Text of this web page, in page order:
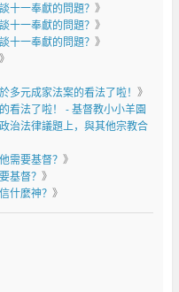
十一奉獻的問題？ 》
十一奉獻的問題？ 》
十一奉獻的問題？ 》
多元成家法案的看法了啦！ 》
看法了啦！ - 基督教小小羊園
治法律議題上，與其他宗教合
需要基督？ 》
基督？ 》
什麼神？ 》